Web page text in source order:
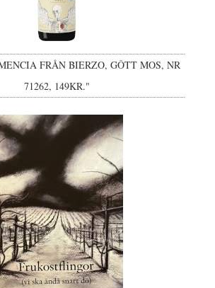
FRÅN BIERZO, GÔTT MOS, NR
71262, 149KR."